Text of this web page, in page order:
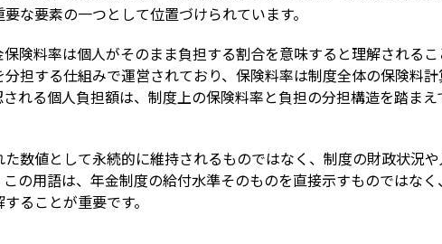
な要素の一つとして位置づけられています。
険料率は個人がそのまま負担する割合を意味すると理解される
担する仕組みで運営されており、保険料率は制度全体の保険料
れる個人負担額は、制度上の保険料率と負担の分担構造を踏ま
数値として永続的に維持されるものではなく、制度の財政状況
の用語は、年金制度の給付水準そのものを直接示すものではな
ることが重要です。